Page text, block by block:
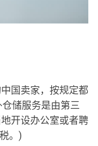
国卖家，按规定都
储服务是由第三
开设办公室或者聘
。)